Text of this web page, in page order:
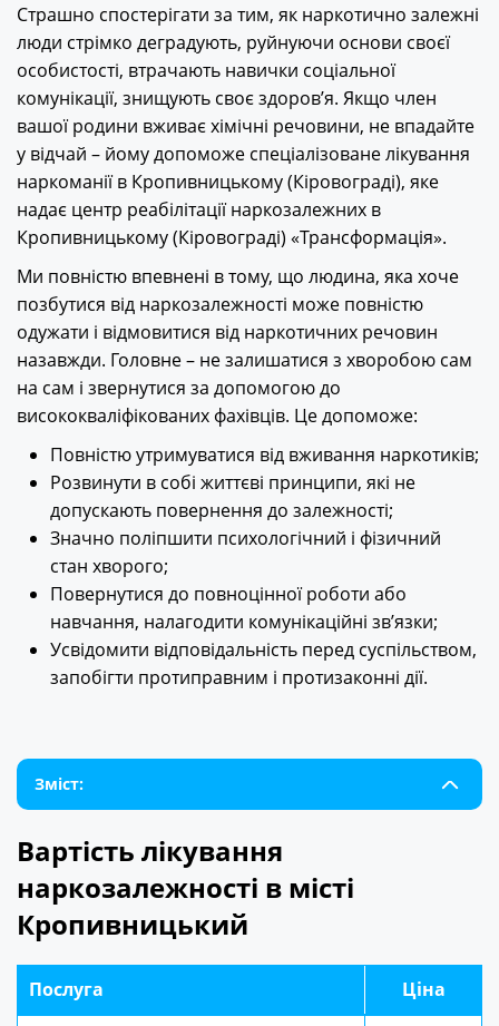
Страшно спостерігати за тим, як наркотично залежні
люди стрімко деградують, руйнуючи основи своєї
особистості, втрачають навички соціальної
комунікації, знищують своє здоров’я. Якщо член
вашої родини вживає хімічні речовини, не впадайте
у відчай – йому допоможе спеціалізоване лікування
наркоманії в Кропивницькому (Кіровограді), яке
надає центр реабілітації наркозалежних в
Кропивницькому (Кіровограді) «Трансформація».
Ми повністю впевнені в тому, що людина, яка хоче
позбутися від наркозалежності може повністю
одужати і відмовитися від наркотичних речовин
назавжди. Головне – не залишатися з хворобою сам
на сам і звернутися за допомогою до
висококваліфікованих фахівців. Це допоможе:
Повністю утримуватися від вживання наркотиків;
Розвинути в собі життєві принципи, які не
допускають повернення до залежності;
Значно поліпшити психологічний і фізичний
стан хворого;
Повернутися до повноцінної роботи або
навчання, налагодити комунікаційні зв’язки;
Усвідомити відповідальність перед суспільством,
запобігти протиправним і протизаконні дії.
Зміст:
Вартість лікування
наркозалежності в місті
Кропивницький
Послуга Ціна